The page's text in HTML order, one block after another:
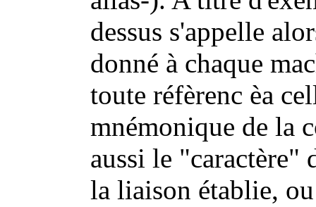
dessus s'appelle
donné à chaque
toute réfèrenc èa
mnémonique de la
aussi le
la liaison établie,